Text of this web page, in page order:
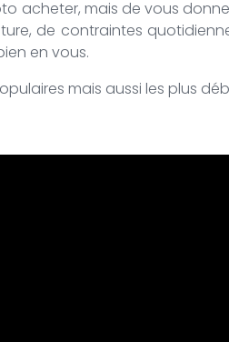
acheter, mais de vous
de contraintes
en vous.
mais aussi les plus